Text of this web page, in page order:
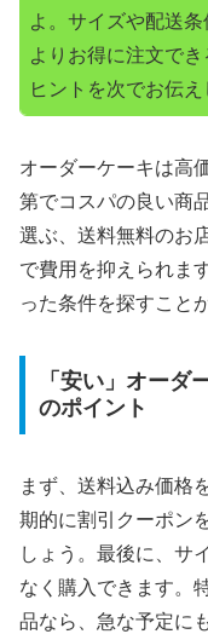
よ。サイズや配送
よりお得に注文で
ヒントを次でお伝え
オーダーケーキは高
第でコスパの良い商
選ぶ、送料無料のお
で費用を抑えられま
った条件を探すこと
「安い」オーダ
のポイント
まず、送料込み価格
期的に割引クーポン
しょう。最後に、サ
なく購入できます。
品なら、急な予定に